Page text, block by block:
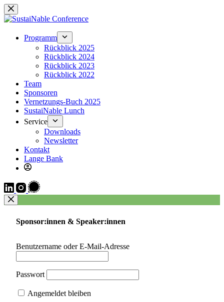
Zum
Inhalt
Programm
Rückblick 2025
Rückblick 2024
Rückblick 2023
Rückblick 2022
Team
Sponsoren
Vernetzungs-Buch 2025
SustaiNable Lunch
Service
Downloads
Newsletter
Kontakt
Lange Bank
Sponsor:innen & Speaker:innen
Benutzername oder E-Mail-Adresse
Passwort
Angemeldet bleiben